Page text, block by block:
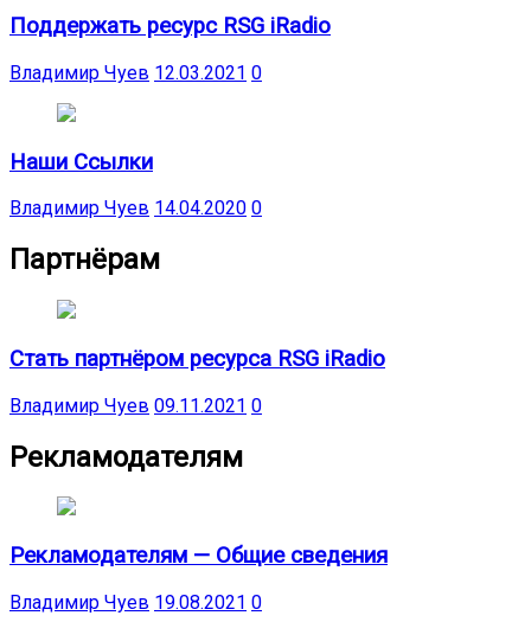
Поддержать ресурс RSG iRadio
Владимир Чуев 12.03.2021 0
Наши Ссылки
Владимир Чуев 14.04.2020 0
Партнёрам
Стать партнёром ресурса RSG iRadio
Владимир Чуев 09.11.2021 0
Рекламодателям
Рекламодателям — Общие сведения
Владимир Чуев 19.08.2021 0